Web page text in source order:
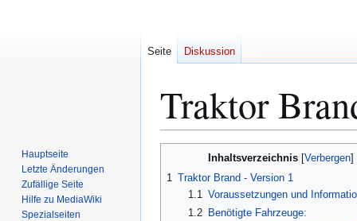
Traktor
Inhaltsverzeichnis
1 Traktor Brand - Version 1
1.1 Voraussetzungen und
1.2
Benötigte Fahrzeuge:
Seite Diskussion
Hauptseite
Letzte Änderungen
Zufällige Seite
Hilfe zu MediaWiki
Spezialseiten